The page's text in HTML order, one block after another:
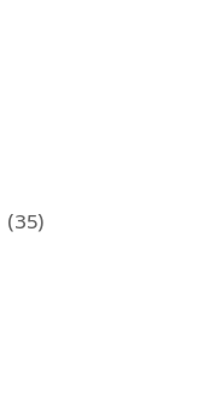
(35)